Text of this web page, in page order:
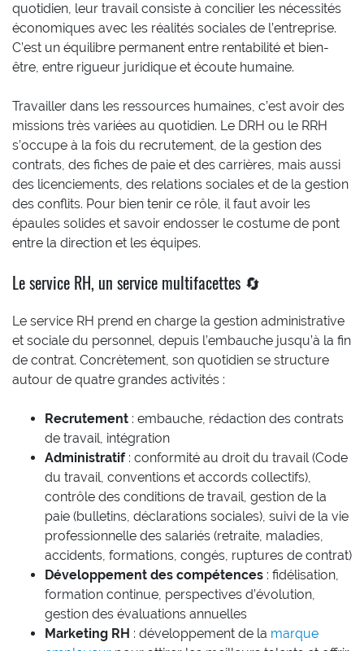
quotidien, leur travail consiste à concilier les nécessités
économiques avec les réalités sociales de l’entreprise.
C’est un équilibre permanent entre rentabilité et bien-
être, entre rigueur juridique et écoute humaine.
Travailler dans les ressources humaines, c’est avoir des
missions très variées au quotidien. Le DRH ou le RRH
s’occupe à la fois du recrutement, de la gestion des
contrats, des fiches de paie et des carrières, mais aussi
des licenciements, des relations sociales et de la gestion
des conflits. Pour bien tenir ce rôle, il faut avoir les
épaules solides et savoir endosser le costume de pont
entre la direction et les équipes.
Le service RH, un service multifacettes 🔄
Le service RH prend en charge la gestion administrative
et sociale du personnel, depuis l’embauche jusqu’à la fin
de contrat. Concrètement, son quotidien se structure
autour de quatre grandes activités :
Recrutement : embauche, rédaction des contrats
de travail, intégration
Administratif: conformité au droit du travail (Code
du travail, conventions et accords collectifs),
contrôle des conditions de travail, gestion de la
paie (bulletins, déclarations sociales), suivi de la vie
professionnelle des salariés (retraite, maladies,
accidents, formations, congés, ruptures de contrat)
Développement des compétences : fidélisation,
formation continue, perspectives d’évolution,
gestion des évaluations annuelles
Marketing RH : développement de la marque